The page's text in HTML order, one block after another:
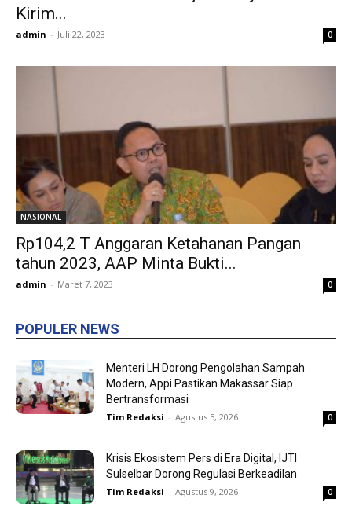
Kirim...
admin - Juli 22, 2023 0
NASIONAL
Rp104,2 T Anggaran Ketahanan Pangan
tahun 2023, AAP Minta Bukti...
admin - Maret 7, 2023 0
POPULER NEWS
Menteri LH Dorong Pengolahan Sampah
Modern, Appi Pastikan Makassar Siap
Bertransformasi
Tim Redaksi - Agustus 5, 2026 0
Krisis Ekosistem Pers di Era Digital, IJTI
Sulselbar Dorong Regulasi Berkeadilan
Tim Redaksi - Agustus 9, 2026 0